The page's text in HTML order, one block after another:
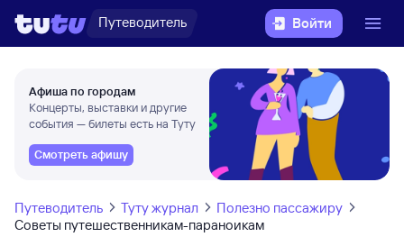
Путеводитель Войти
Афиша по городам
Концерты, выставки и другие
события — билеты есть на Туту
Смотреть афишу
Путеводитель Туту журнал
Полезно пассажиру
Советы путешественникам-параноикам